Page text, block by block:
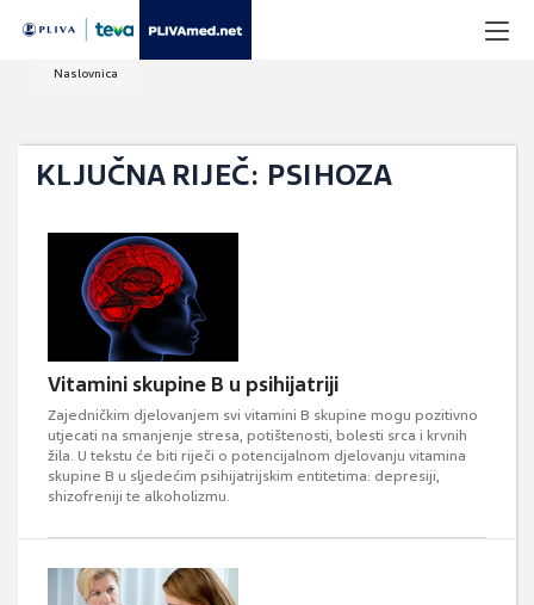
Naslovnica
KLJUČNA RIJEČ: PSIHOZA
Vitamini skupine B u psihijatriji
Zajedničkim djelovanjem svi vitamini B skupine mogu pozitivno
utjecati na smanjenje stresa, potištenosti, bolesti srca i krvnih
žila. U tekstu će biti riječi o potencijalnom djelovanju vitamina
skupine B u sljedećim psihijatrijskim entitetima: depresiji,
shizofreniji te alkoholizmu.